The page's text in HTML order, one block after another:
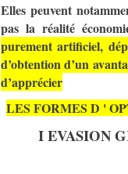
Elles peuvent
pas la réalité
purement artificiel,
d’obtention d’un
d’apprécier
LES FORMES D '
I EVASION